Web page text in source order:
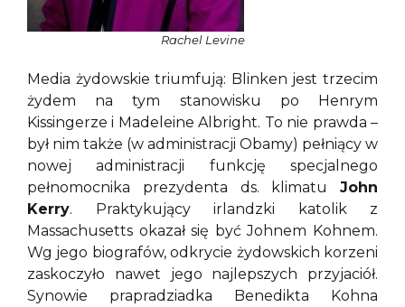
Rachel Levine
Media żydowskie triumfują: Blinken jest trzecim
żydem na tym stanowisku po Henrym
Kissingerze i Madeleine Albright. To nie prawda –
był nim także (w administracji Obamy) pełniący w
nowej administracji funkcję specjalnego
pełnomocnika prezydenta ds. klimatu John
Kerry. Praktykujący irlandzki katolik z
Massachusetts okazał się być Johnem Kohnem.
Wg jego biografów, odkrycie żydowskich korzeni
zaskoczyło nawet jego najlepszych przyjaciół.
Synowie prapradziadka Benedikta Kohna